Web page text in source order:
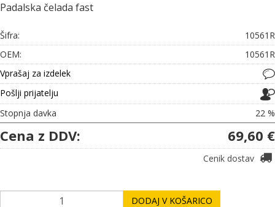
Padalska čelada fast
Šifra:
10561R
OEM:
10561R
Vprašaj za izdelek
Pošlji prijatelju
Stopnja davka
22 %
Cena z DDV: 69,60 €
Cenik dostav
DODAJ V KOŠARICO